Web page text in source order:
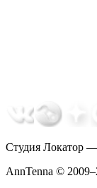
Студия Локатор —
AnnTenna ©